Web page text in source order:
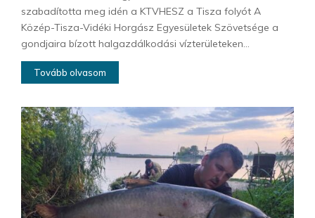
szabadította meg idén a KTVHESZ a Tisza folyót A
Közép-Tisza-Vidéki Horgász Egyesületek Szövetsége a
gondjaira bízott halgazdálkodási vízterületeken...
Tovább olvasom